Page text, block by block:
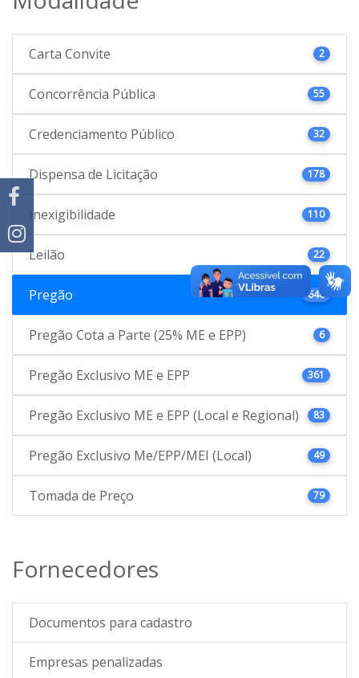
Carta Convite 2
Concorrência Pública 55
Credenciamento Público 32
Dispensa de Licitação 178
Inexigibilidade 110
Leilão 22
Pregão 646
Pregão Cota a Parte (25% ME e EPP) 6
Pregão Exclusivo ME e EPP 361
Pregão Exclusivo ME e EPP (Local e Regional) 83
Pregão Exclusivo Me/EPP/MEI (Local) 49
Tomada de Preço 79
Fornecedores
Documentos para cadastro
Empresas penalizadas